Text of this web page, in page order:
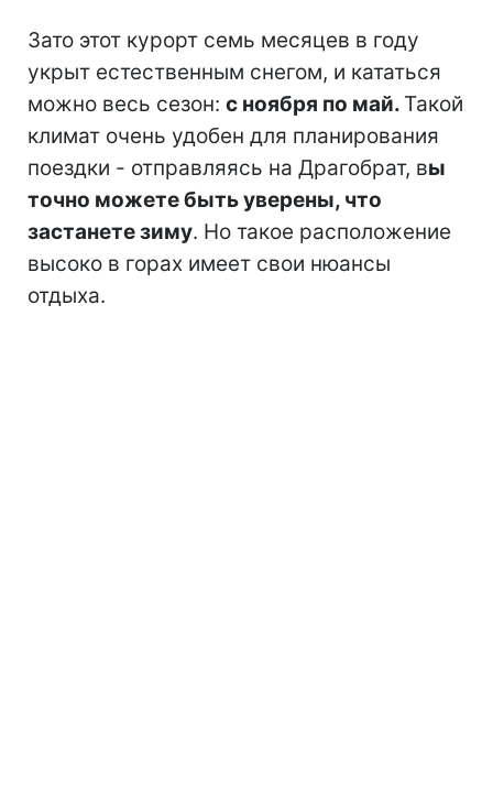
Зато этот курорт семь месяцев в году
укрыт естественным снегом, и кататься
можно весь сезон: с ноября по май. Такой
климат очень удобен для планирования
поездки - отправляясь на Драгобрат, вы
точно можете быть уверены, что
застанете зиму. Но такое расположение
высоко в горах имеет свои нюансы
отдыха.